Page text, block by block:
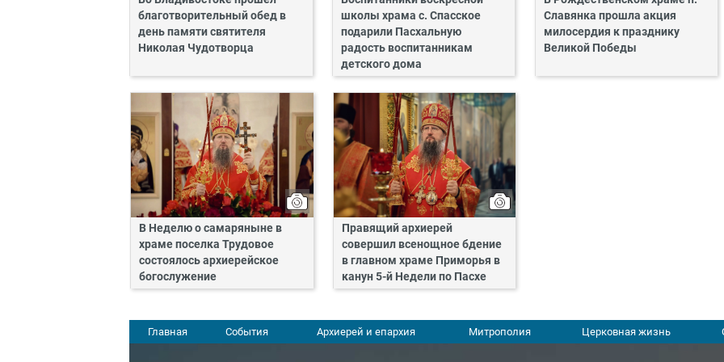
благотворительный обед в
день памяти святителя
Николая Чудотворца
школы храма с. Спасское
подарили Пасхальную
радость воспитанникам
детского дома
Славянка прошла акция
милосердия к празднику
Великой Победы
В Неделю о самаряныне в
храме поселка Трудовое
состоялось архиерейское
богослужение
Правящий архиерей
совершил всенощное бдение
в главном храме Приморья в
канун 5-й Недели по Пасхе
Главная События Архиерей и епархия Митрополия Церковная жизнь